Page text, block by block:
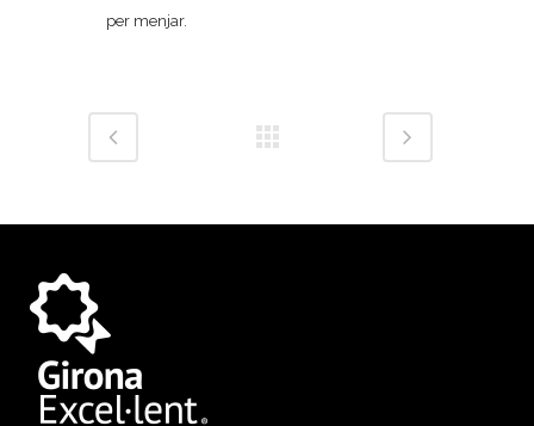
per menjar.